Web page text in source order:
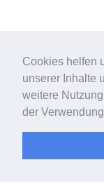
Cookies helfen
unserer Inhalte
weitere
der